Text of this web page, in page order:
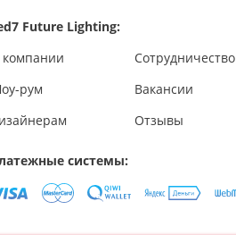
Future Lighting:
Сотрудничество
рум
Вакансии
Отзывы
системы: